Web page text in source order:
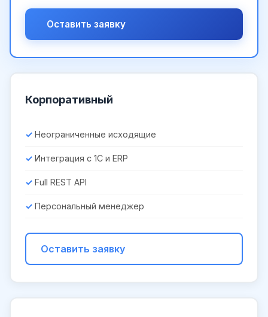
Оставить заявку
Корпоративный
Неограниченные исходящие
Интеграция с 1С и ERP
Full REST API
Персональный менеджер
Оставить заявку